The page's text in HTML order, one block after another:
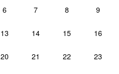
6 7 8 9
13 14 15 16
20 21 22 23